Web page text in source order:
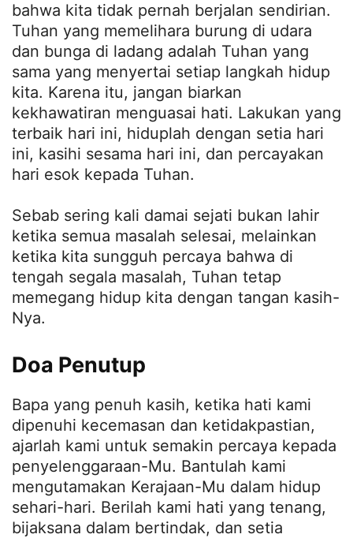
bahwa kita tidak pernah berjalan sendirian.
Tuhan yang memelihara burung di udara
dan bunga di ladang adalah Tuhan yang
sama yang menyertai setiap langkah hidup
kita. Karena itu, jangan biarkan
kekhawatiran menguasai hati. Lakukan yang
terbaik hari ini, hiduplah dengan setia hari
ini, kasihi sesama hari ini, dan percayakan
hari esok kepada Tuhan.
Sebab sering kali damai sejati bukan lahir
ketika semua masalah selesai, melainkan
ketika kita sungguh percaya bahwa di
tengah segala masalah, Tuhan tetap
memegang hidup kita dengan tangan kasih-
Nya.
Doa Penutup
Bapa yang penuh kasih, ketika hati kami
dipenuhi kecemasan dan ketidakpastian,
ajarlah kami untuk semakin percaya kepada
penyelenggaraan-Mu. Bantulah kami
mengutamakan Kerajaan-Mu dalam hidup
sehari-hari. Berilah kami hati yang tenang,
bijaksana dalam bertindak, dan setia